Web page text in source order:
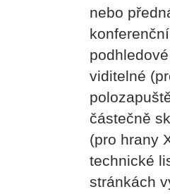
nebo
viditelné
částečně
(pro hrany
technické
stránkách